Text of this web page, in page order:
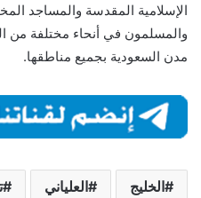
الإسلامية المقدسة والمساجد
والمسلمون في أنحاء مختلفة من
مدن السعودية بجميع مناطقها.
الخليج العلياني